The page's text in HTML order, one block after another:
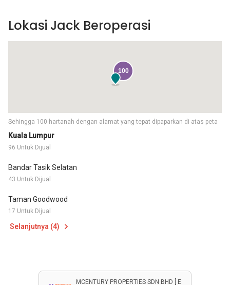
Kuala Lumpur
96 Untuk Dijual
Bandar Tasik Selatan
43 Untuk Dijual
Taman Goodwood
17 Untuk Dijual
Selanjutnya (4)
Sehingga 100 hartanah dengan alamat yang tepat dipaparkan di atas peta
100
Lokasi Jack Beroperasi
MCENTURY PROPERTIES SDN BHD [ E